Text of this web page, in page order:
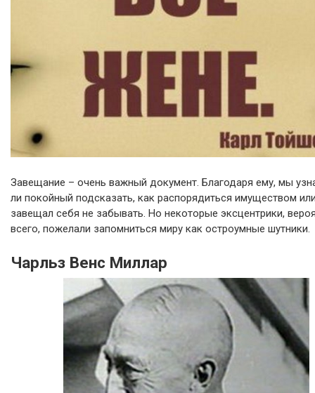
Завещание – очень важный документ. Благодаря ему, мы
ли покойный подсказать, как распорядиться имуществом
завещал себя не забывать. Но некоторые эксцентрики,
всего, пожелали запомниться миру как остроумные шутники.
Чарльз Венс Миллар